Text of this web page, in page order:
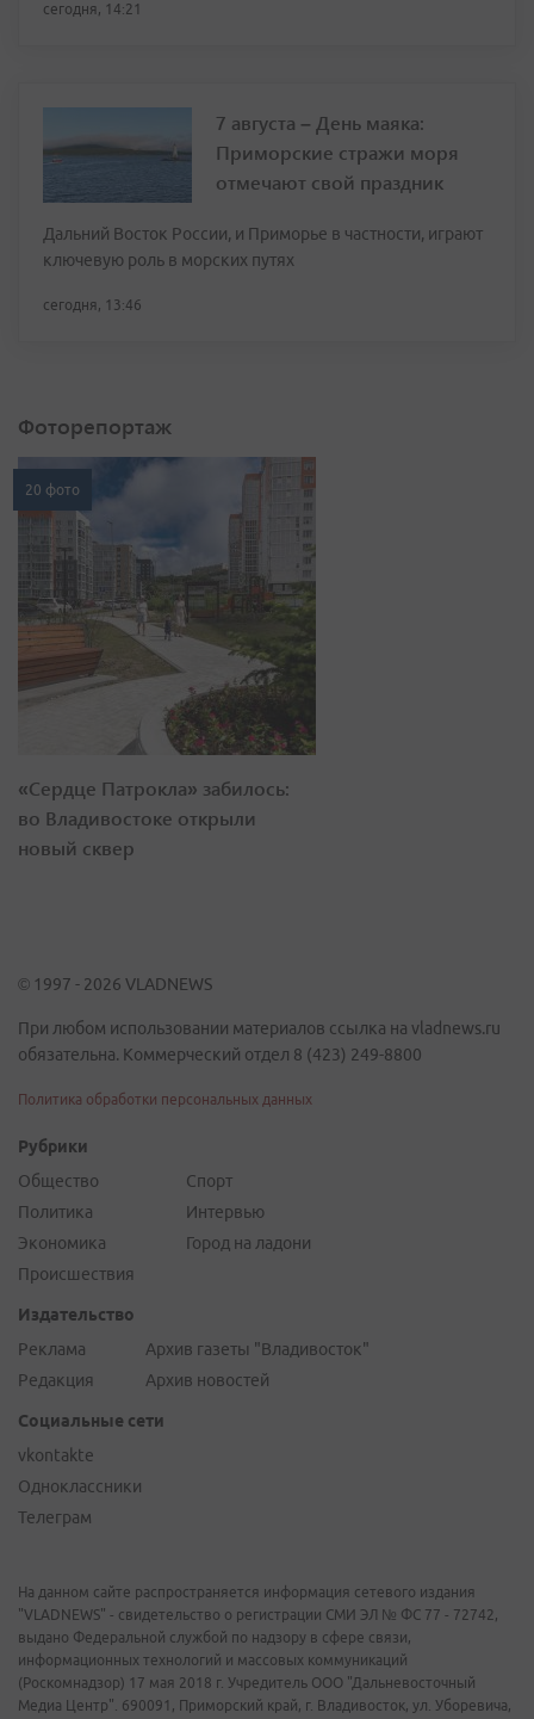
сегодня, 14:21
7 августа – День маяка:
Приморские стражи моря
отмечают свой праздник
Дальний Восток России, и Приморье в частности, играют
ключевую роль в морских путях
сегодня, 13:46
Фоторепортаж
20 фото
«Сердце Патрокла» забилось:
во Владивостоке открыли
новый сквер
© 1997 - 2026 VLADNEWS
При любом использовании материалов ссылка на vladnews.ru
обязательна. Коммерческий отдел 8 (423) 249-8800
Политика обработки персональных данных
Рубрики
Общество
Политика
Экономика
Происшествия
Спорт
Интервью
Город на ладони
Издательство
Реклама
Редакция
Архив газеты "Владивосток"
Архив новостей
Социальные сети
vkontakte
Одноклассники
Телеграм
На данном сайте распространяется информация сетевого издания
"VLADNEWS" - свидетельство о регистрации СМИ ЭЛ № ФС 77 - 72742,
выдано Федеральной службой по надзору в сфере связи,
информационных технологий и массовых коммуникаций
(Роскомнадзор) 17 мая 2018 г. Учредитель ООО "Дальневосточный
Медиа Центр". 690091, Приморский край, г. Владивосток, ул. Уборевича,